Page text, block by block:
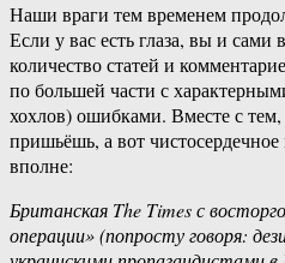
Наши враги тем временем
Если у вас есть глаза, вы и сами
количество статей и
по большей части с
хохлов) ошибками. Вместе с
пришьёшь, а вот
вполне:
Британская The Times с
операции» (попросту говоря: